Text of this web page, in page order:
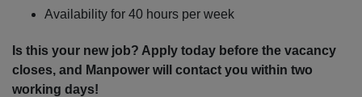
Availability for 40 hours per week
Is this your new job? Apply today before the vacancy
closes, and Manpower will contact you within two
working days!